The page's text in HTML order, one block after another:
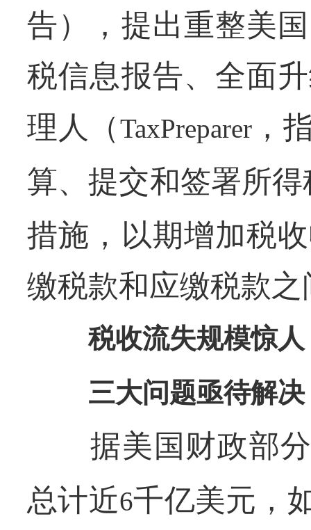
告），提出重整美
税信息报告、全面
理人（TaxPreparer，
算、提交和签署所
措施，以期增加税
缴税款和应缴税款
税收流失规模惊人
三大问题亟待解决
据美国财政部分
总计近6千亿美元，